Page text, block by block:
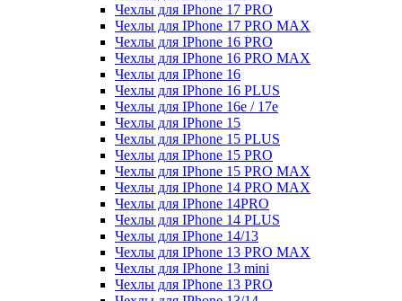
Чехлы для IPhone 17 PRO
Чехлы для IPhone 17 PRO MAX
Чехлы для IPhone 16 PRO
Чехлы для IPhone 16 PRO MAX
Чехлы для IPhone 16
Чехлы для IPhone 16 PLUS
Чехлы для IPhone 16e / 17e
Чехлы для IPhone 15
Чехлы для IPhone 15 PLUS
Чехлы для IPhone 15 PRO
Чехлы для IPhone 15 PRO MAX
Чехлы для IPhone 14 PRO MAX
Чехлы для IPhone 14PRO
Чехлы для IPhone 14 PLUS
Чехлы для IPhone 14/13
Чехлы для IPhone 13 PRO MAX
Чехлы для IPhone 13 mini
Чехлы для IPhone 13 PRO